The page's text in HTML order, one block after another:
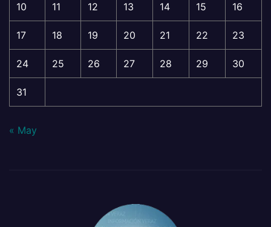
10 11 12 13 14 15 16
17 18 19 20 21 22 23
24 25 26 27 28 29 30
31
« May